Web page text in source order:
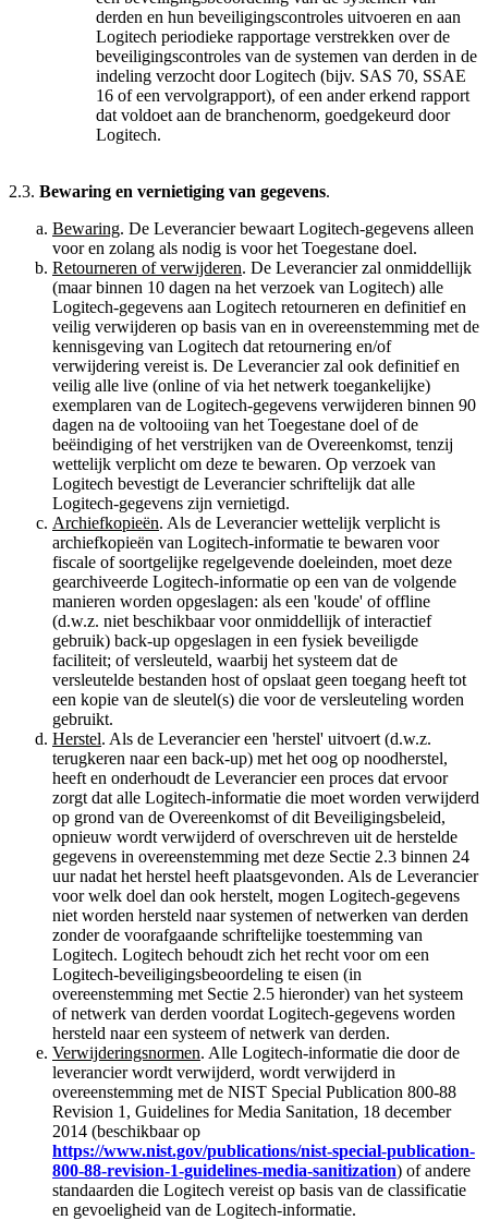
derden en hun beveiligingscontroles uitvoeren en aan
Logitech periodieke rapportage verstrekken over de
beveiligingscontroles van de systemen van derden in de
indeling verzocht door Logitech (bijv. SAS 70, SSAE
16 of een vervolgrapport), of een ander erkend rapport
dat voldoet aan de branchenorm, goedgekeurd door
Logitech.
2.3. Bewaring en vernietiging van gegevens.
Bewaring. De Leverancier bewaart Logitech-gegevens alleen
voor en zolang als nodig is voor het Toegestane doel.
Retourneren of verwijderen. De Leverancier zal onmiddellijk
(maar binnen 10 dagen na het verzoek van Logitech) alle
Logitech-gegevens aan Logitech retourneren en definitief en
veilig verwijderen op basis van en in overeenstemming met de
kennisgeving van Logitech dat retournering en/of
verwijdering vereist is. De Leverancier zal ook definitief en
veilig alle live (online of via het netwerk toegankelijke)
exemplaren van de Logitech-gegevens verwijderen binnen 90
dagen na de voltooiing van het Toegestane doel of de
beëindiging of het verstrijken van de Overeenkomst, tenzij
wettelijk verplicht om deze te bewaren. Op verzoek van
Logitech bevestigt de Leverancier schriftelijk dat alle
Logitech-gegevens zijn vernietigd.
Archiefkopieën. Als de Leverancier wettelijk verplicht is
archiefkopieën van Logitech-informatie te bewaren voor
fiscale of soortgelijke regelgevende doeleinden, moet deze
gearchiveerde Logitech-informatie op een van de volgende
manieren worden opgeslagen: als een 'koude' of offline
(d.w.z. niet beschikbaar voor onmiddellijk of interactief
gebruik) back-up opgeslagen in een fysiek beveiligde
faciliteit; of versleuteld, waarbij het systeem dat de
versleutelde bestanden host of opslaat geen toegang heeft tot
een kopie van de sleutel(s) die voor de versleuteling worden
gebruikt.
Herstel. Als de Leverancier een 'herstel' uitvoert (d.w.z.
terugkeren naar een back-up) met het oog op noodherstel,
heeft en onderhoudt de Leverancier een proces dat ervoor
zorgt dat alle Logitech-informatie die moet worden verwijderd
op grond van de Overeenkomst of dit Beveiligingsbeleid,
opnieuw wordt verwijderd of overschreven uit de herstelde
gegevens in overeenstemming met deze Sectie 2.3 binnen 24
uur nadat het herstel heeft plaatsgevonden. Als de Leverancier
voor welk doel dan ook herstelt, mogen Logitech-gegevens
niet worden hersteld naar systemen of netwerken van derden
zonder de voorafgaande schriftelijke toestemming van
Logitech. Logitech behoudt zich het recht voor om een
Logitech-beveiligingsbeoordeling te eisen (in
overeenstemming met Sectie 2.5 hieronder) van het systeem
of netwerk van derden voordat Logitech-gegevens worden
hersteld naar een systeem of netwerk van derden.
Verwijderingsnormen. Alle Logitech-informatie die door de
leverancier wordt verwijderd, wordt verwijderd in
overeenstemming met de NIST Special Publication 800-88
Revision 1, Guidelines for Media Sanitation, 18 december
2014 (beschikbaar op
https://www.nist.gov/publications/nist-special-publication-
800-88-revision-1-guidelines-media-sanitization) of andere
standaarden die Logitech vereist op basis van de classificatie
en gevoeligheid van de Logitech-informatie.